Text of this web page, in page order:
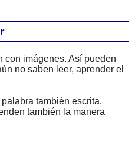
con imágenes. Así pueden
no saben leer, aprender el
también escrita.
también la manera